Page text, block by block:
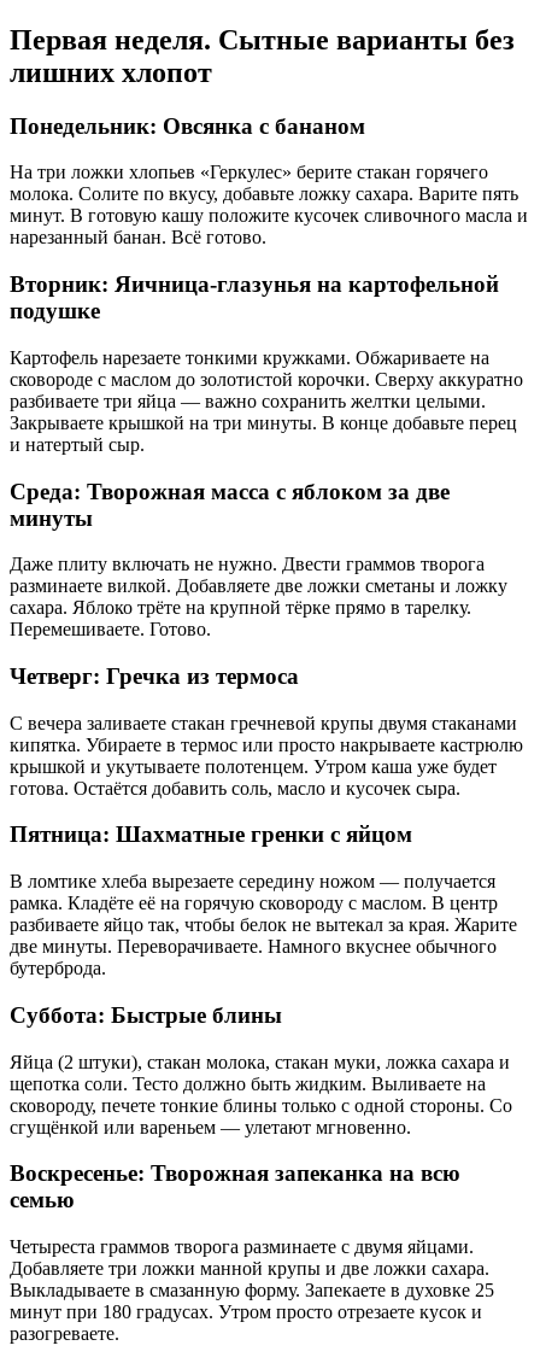
Первая неделя. Сытные варианты без
лишних хлопот
Понедельник: Овсянка с бананом
На три ложки хлопьев «Геркулес» берите стакан горячего
молока. Солите по вкусу, добавьте ложку сахара. Варите пять
минут. В готовую кашу положите кусочек сливочного масла и
нарезанный банан. Всё готово.
Вторник: Яичница-глазунья на картофельной
подушке
Картофель нарезаете тонкими кружками. Обжариваете на
сковороде с маслом до золотистой корочки. Сверху аккуратно
разбиваете три яйца — важно сохранить желтки целыми.
Закрываете крышкой на три минуты. В конце добавьте перец
и натертый сыр.
Среда: Творожная масса с яблоком за две
минуты
Даже плиту включать не нужно. Двести граммов творога
разминаете вилкой. Добавляете две ложки сметаны и ложку
сахара. Яблоко трёте на крупной тёрке прямо в тарелку.
Перемешиваете. Готово.
Четверг: Гречка из термоса
С вечера заливаете стакан гречневой крупы двумя стаканами
кипятка. Убираете в термос или просто накрываете кастрюлю
крышкой и укутываете полотенцем. Утром каша уже будет
готова. Остаётся добавить соль, масло и кусочек сыра.
Пятница: Шахматные гренки с яйцом
В ломтике хлеба вырезаете середину ножом — получается
рамка. Кладёте её на горячую сковороду с маслом. В центр
разбиваете яйцо так, чтобы белок не вытекал за края. Жарите
две минуты. Переворачиваете. Намного вкуснее обычного
бутерброда.
Суббота: Быстрые блины
Яйца (2 штуки), стакан молока, стакан муки, ложка сахара и
щепотка соли. Тесто должно быть жидким. Выливаете на
сковороду, печете тонкие блины только с одной стороны. Со
сгущёнкой или вареньем — улетают мгновенно.
Воскресенье: Творожная запеканка на всю
семью
Четыреста граммов творога разминаете с двумя яйцами.
Добавляете три ложки манной крупы и две ложки сахара.
Выкладываете в смазанную форму. Запекаете в духовке 25
минут при 180 градусах. Утром просто отрезаете кусок и
разогреваете.